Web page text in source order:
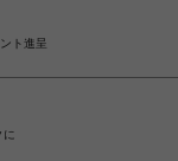
ト進呈
に